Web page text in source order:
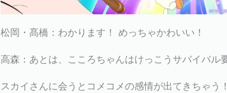
松岡・髙橋：わかります！ めっちゃかわいい！
高森：あとは、こころちゃんはけっこうサバイバル
スカイさんに会うとコメコメの感情が出てきちゃう